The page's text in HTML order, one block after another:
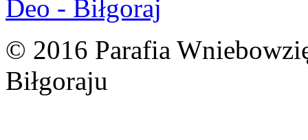
© 2016 Parafia
Biłgoraju